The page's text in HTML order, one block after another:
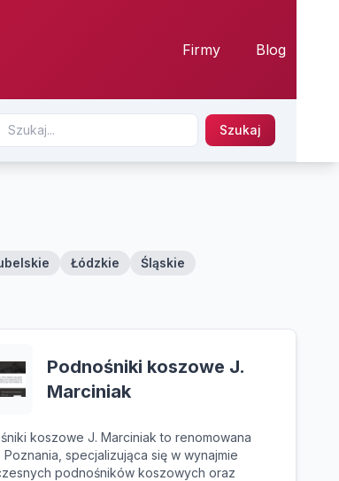
Firmy Blog
Szukaj
Łódzkie
Śląskie
Podnośniki koszowe J.
Marciniak
koszowe J. Marciniak to renomowana
Poznania, specjalizująca się w wynajmie
podnośników koszowych oraz